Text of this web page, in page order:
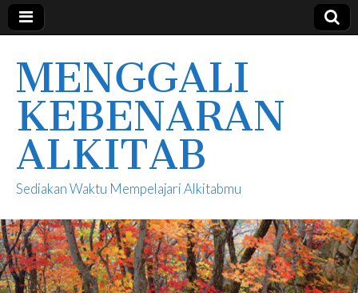
MENGGALI
KEBENARAN
ALKITAB
Sediakan Waktu Mempelajari Alkitabmu